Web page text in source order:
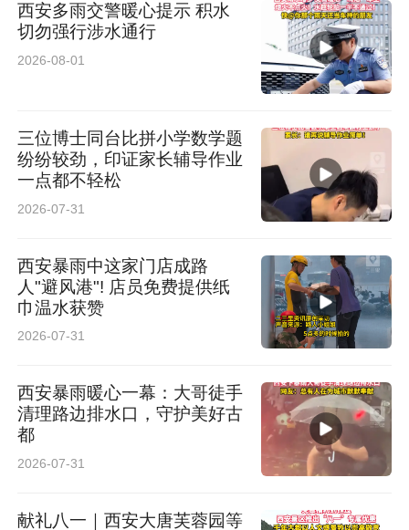
西安多雨交警暖心提示 积水
切勿强行涉水通行
2026-08-01
三位博士同台比拼小学数学题
纷纷较劲，印证家长辅导作业
一点都不轻松
2026-07-31
西安暴雨中这家门店成路
人"避风港"! 店员免费提供纸
巾温水获赞
2026-07-31
西安暴雨暖心一幕：大哥徒手
清理路边排水口，守护美好古
都
2026-07-31
献礼八一｜西安大唐芙蓉园等